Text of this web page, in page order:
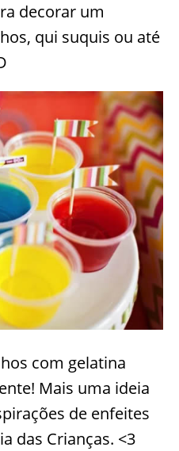
decorar um
qui suquis ou até
com gelatina
Mais uma ideia
de enfeites
das Crianças. <3